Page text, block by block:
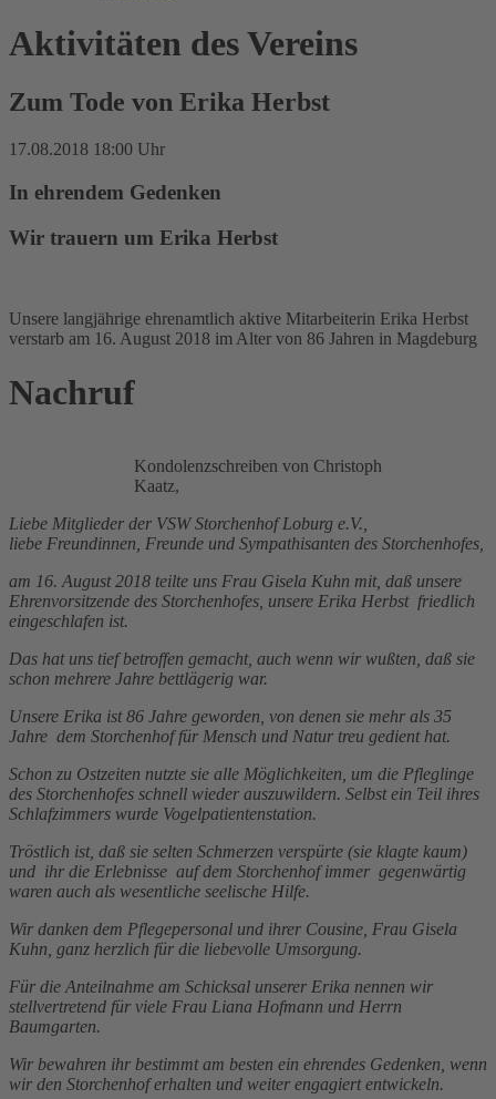
Aktivitäten des Vereins
Zum Tode von Erika Herbst
17.08.2018 18:00 Uhr
In ehrendem Gedenken
Wir trauern um Erika Herbst
Unsere langjährige ehrenamtlich aktive Mitarbeiterin Erika Herbst
verstarb am 16. August 2018 im Alter von 86 Jahren in Magdeburg
Nachruf
Kondolenzschreiben von Christoph
Kaatz,
Liebe Mitglieder der VSW Storchenhof Loburg e.V.,
liebe Freundinnen, Freunde und Sympathisanten des Storchenhofes,
am 16. August 2018 teilte uns Frau Gisela Kuhn mit, daß unsere
Ehrenvorsitzende des Storchenhofes, unsere Erika Herbst friedlich
eingeschlafen ist.
Das hat uns tief betroffen gemacht, auch wenn wir wußten, daß sie
schon mehrere Jahre bettlägerig war.
Unsere Erika ist 86 Jahre geworden, von denen sie mehr als 35
Jahre dem Storchenhof für Mensch und Natur treu gedient hat.
Schon zu Ostzeiten nutzte sie alle Möglichkeiten, um die Pfleglinge
des Storchenhofes schnell wieder auszuwildern. Selbst ein Teil ihres
Schlafzimmers wurde Vogelpatientenstation.
Tröstlich ist, daß sie selten Schmerzen verspürte (sie klagte kaum)
und ihr die Erlebnisse auf dem Storchenhof immer gegenwärtig
waren auch als wesentliche seelische Hilfe.
Wir danken dem Pflegepersonal und ihrer Cousine, Frau Gisela
Kuhn, ganz herzlich für die liebevolle Umsorgung.
Für die Anteilnahme am Schicksal unserer Erika nennen wir
stellvertretend für viele Frau Liana Hofmann und Herrn
Baumgarten.
Wir bewahren ihr bestimmt am besten ein ehrendes Gedenken, wenn
wir den Storchenhof erhalten und weiter engagiert entwickeln.